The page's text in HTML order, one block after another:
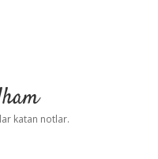
katan notlar.